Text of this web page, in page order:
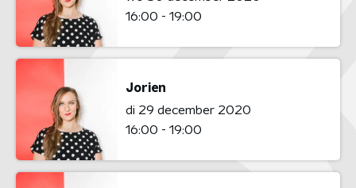
16:00 - 19:00
Jorien
di 29 december 2020
16:00 - 19:00